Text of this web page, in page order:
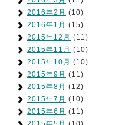
2016年2月 (10)
2016年1月 (15)
2015年12月 (11)
2015年11月 (10)
2015年10月 (10)
2015年9月 (11)
2015年8月 (12)
2015年7月 (10)
2015年6月 (11)